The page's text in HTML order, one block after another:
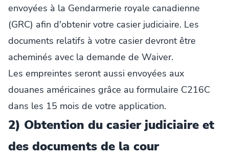
envoyées à la Gendarmerie royale canadienne
(GRC) afin d'obtenir votre casier judiciaire. Les
documents relatifs à votre casier devront être
acheminés avec la demande de Waiver.
Les empreintes seront aussi envoyées aux
douanes américaines grâce au formulaire C216C
dans les 15 mois de votre application.
2) Obtention du casier judiciaire et
des documents de la cour